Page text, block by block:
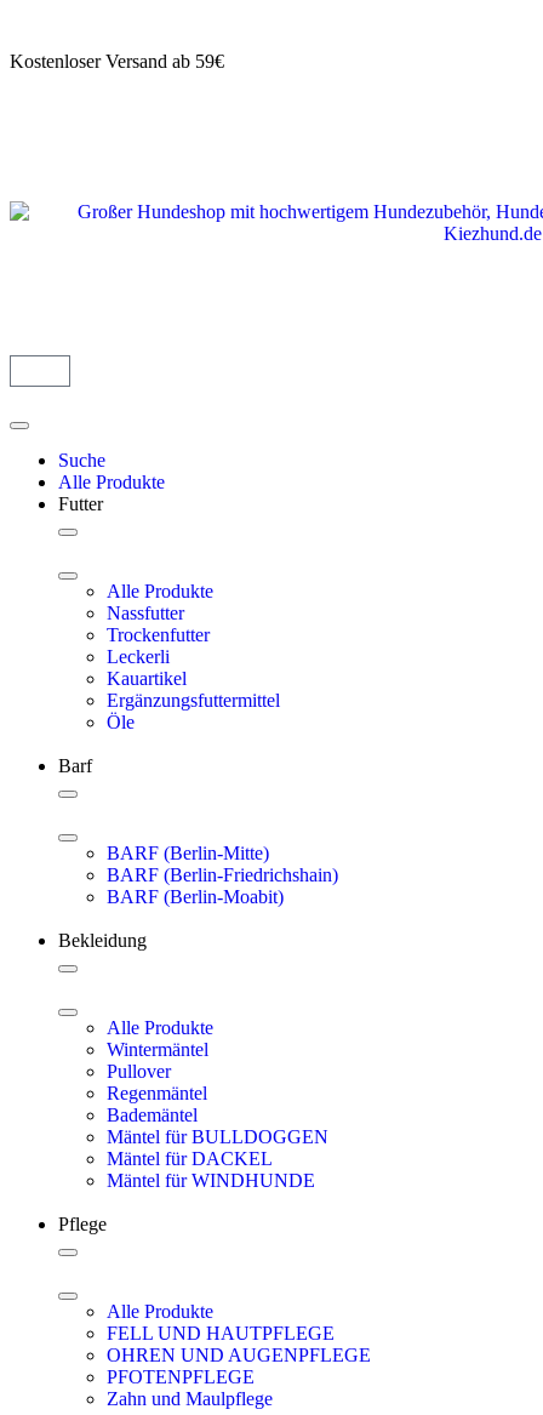
Kostenloser Versand ab 59€
Suche
Alle Produkte
Futter
Alle Produkte
Nassfutter
Trockenfutter
Leckerli
Kauartikel
Ergänzungsfuttermittel
Öle
Barf
BARF (Berlin-Mitte)
BARF (Berlin-Friedrichshain)
BARF (Berlin-Moabit)
Bekleidung
Alle Produkte
Wintermäntel
Pullover
Regenmäntel
Bademäntel
Mäntel für BULLDOGGEN
Mäntel für DACKEL
Mäntel für WINDHUNDE
Pflege
Alle Produkte
FELL UND HAUTPFLEGE
OHREN UND AUGENPFLEGE
PFOTENPFLEGE
Zahn und Maulpflege